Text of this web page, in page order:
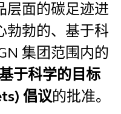
层面的碳足迹进
勃勃的、基于科
集团范围内的
于科学的目标
倡议的批准。